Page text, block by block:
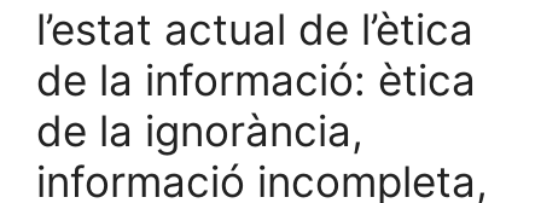
l’estat actual de l’ètica
de la informació: ètica
de la ignorància,
informació incompleta,